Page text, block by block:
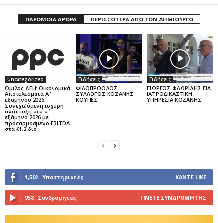
ΠΑΡΟΜΟΙΑ ΑΡΘΡΑ ΠΕΡΙΣΣΟΤΕΡΑ ΑΠΟ ΤΟΝ ΔΗΜΙΟΥΡΓΟ
Uncategorized
Όμιλος ΔΕΗ: Οικονομικά
Αποτελέσματα Α΄
εξαμήνου 2026-
Συνεχιζόμενη ισχυρή
ανάπτυξη στο α΄
εξάμηνο 2026 με
προσαρμοσμένο EBITDA
στα €1,2 δισ.
Ειδήσεις
ΦΙΛΟΠΡΟΟΔΟΣ
ΣΥΛΛΟΓΟΣ ΚΟΖΑΝΗΣ
ΚΟΥΠΕΣ
Ειδήσεις
ΓΙΩΡΓΟΣ ΦΛΩΡΙΔΗΣ ΓΙΑ
ΙΑΤΡΟΔΙΚΑΣΤΙΚΗ
ΥΠΗΡΕΣΙΑ ΚΟΖΑΝΗΣ
1,502 Υποστηρικτές ΚΆΝΤΕ LIKE
958 Συνδρομητές ΓΊΝΕΤΕ ΣΥΝΔΡΟΜΗΤΉΣ